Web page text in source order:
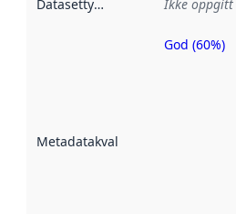
Datasettype Ikke oppgitt
Metadatakvalitet
Metadatakvalitet
God (60%)